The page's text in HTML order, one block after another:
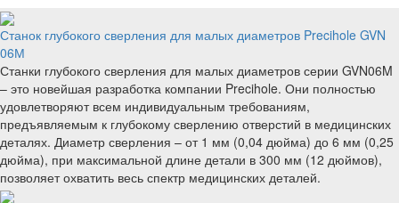
Станок глубокого сверления для малых диаметров Precihole GVN
06М
Станки глубокого сверления для малых диаметров серии GVN06M
– это новейшая разработка компании Precihole. Они полностью
удовлетворяют всем индивидуальным требованиям,
предъявляемым к глубокому сверлению отверстий в медицинских
деталях. Диаметр сверления – от 1 мм (0,04 дюйма) до 6 мм (0,25
дюйма), при максимальной длине детали в 300 мм (12 дюймов),
позволяет охватить весь спектр медицинских деталей.